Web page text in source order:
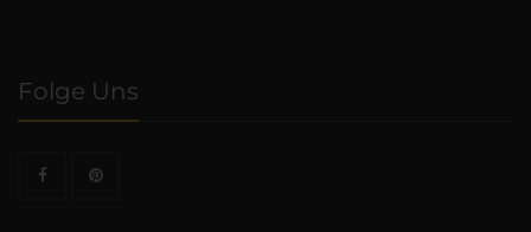
Folge Uns